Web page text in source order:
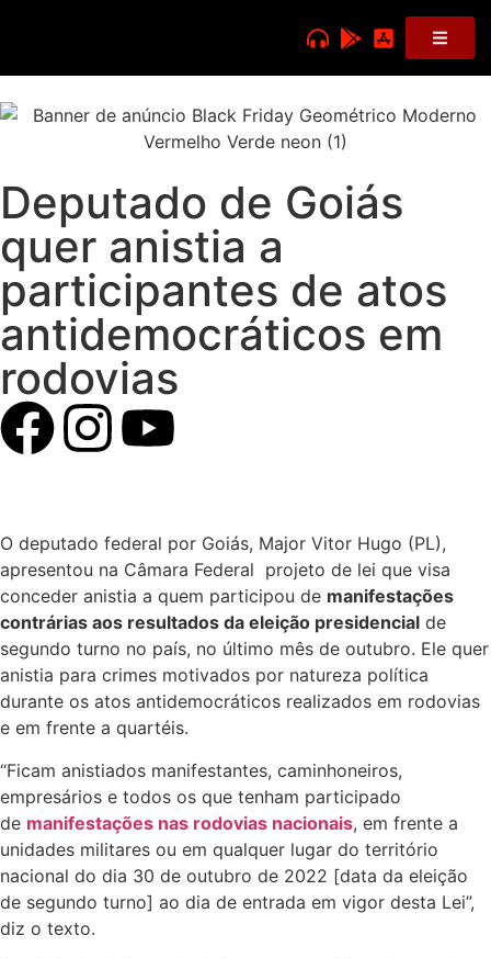
Deputado de Goiás
quer anistia a
participantes de atos
antidemocráticos em
rodovias
O deputado federal por Goiás, Major Vitor Hugo (PL),
apresentou na Câmara Federal projeto de lei que visa
conceder anistia a quem participou de manifestações
contrárias aos resultados da eleição presidencial de
segundo turno no país, no último mês de outubro. Ele quer
anistia para crimes motivados por natureza política
durante os atos antidemocráticos realizados em rodovias
e em frente a quartéis.
“Ficam anistiados manifestantes, caminhoneiros,
empresários e todos os que tenham participado
de manifestações nas rodovias nacionais, em frente a
unidades militares ou em qualquer lugar do território
nacional do dia 30 de outubro de 2022 [data da eleição
de segundo turno] ao dia de entrada em vigor desta Lei”,
diz o texto.